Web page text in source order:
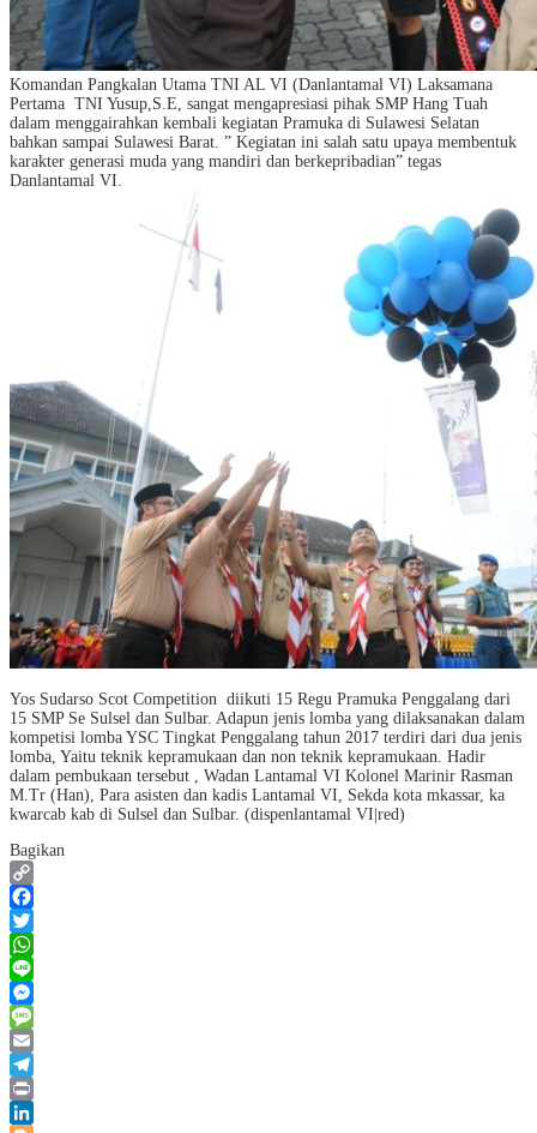
Komandan Pangkalan Utama TNI AL VI (Danlantamal VI) Laksamana
Pertama TNI Yusup,S.E, sangat mengapresiasi pihak SMP Hang Tuah
dalam menggairahkan kembali kegiatan Pramuka di Sulawesi Selatan
bahkan sampai Sulawesi Barat. ” Kegiatan ini salah satu upaya membentuk
karakter generasi muda yang mandiri dan berkepribadian” tegas
Danlantamal VI.
Yos Sudarso Scot Competition diikuti 15 Regu Pramuka Penggalang dari
15 SMP Se Sulsel dan Sulbar. Adapun jenis lomba yang dilaksanakan dalam
kompetisi lomba YSC Tingkat Penggalang tahun 2017 terdiri dari dua jenis
lomba, Yaitu teknik kepramukaan dan non teknik kepramukaan. Hadir
dalam pembukaan tersebut , Wadan Lantamal VI Kolonel Marinir Rasman
M.Tr (Han), Para asisten dan kadis Lantamal VI, Sekda kota mkassar, ka
kwarcab kab di Sulsel dan Sulbar. (dispenlantamal VI|red)
Bagikan
Copy
Link
Facebook
Twitter
WhatsApp
Line
Messenger
Message
Email
Telegram
Print